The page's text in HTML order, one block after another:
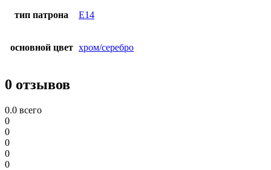
тип патрона E14
основной цвет хром/серебро
0 отзывов
0.0 всего
0
0
0
0
0